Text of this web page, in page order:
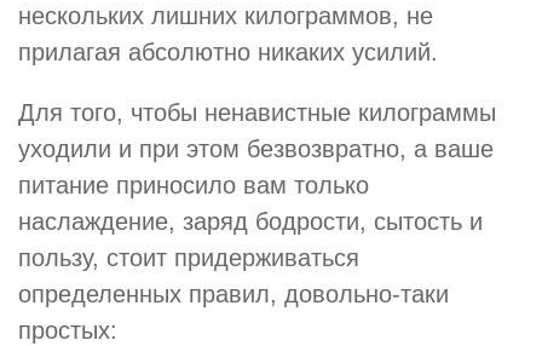
нескольких лишних килограммов, не
прилагая абсолютно никаких усилий.
Для того, чтобы ненавистные килограммы
уходили и при этом безвозвратно, а ваше
питание приносило вам только
наслаждение, заряд бодрости, сытость и
пользу, стоит придерживаться
определенных правил, довольно-таки
простых: